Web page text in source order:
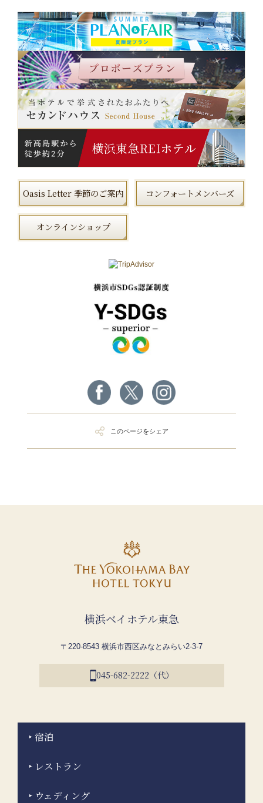
Oasis Letter 季節のご案内 コンフォートメンバーズ
オンラインショップ
このページをシェア
横浜ベイホテル東急
〒220-8543 横浜市西区みなとみらい2-3-7
045-682-2222（代）
宿泊
レストラン
ウェディング